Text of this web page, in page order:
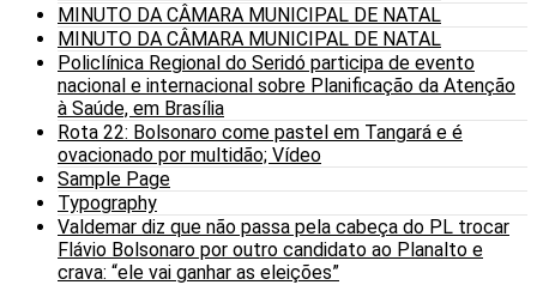
MINUTO DA CÂMARA MUNICIPAL DE NATAL
MINUTO DA CÂMARA MUNICIPAL DE NATAL
Policlínica Regional do Seridó participa de evento
nacional e internacional sobre Planificação da Atenção
à Saúde, em Brasília
Rota 22: Bolsonaro come pastel em Tangará e é
ovacionado por multidão; Vídeo
Sample Page
Typography
Valdemar diz que não passa pela cabeça do PL trocar
Flávio Bolsonaro por outro candidato ao Planalto e
crava: “ele vai ganhar as eleições”